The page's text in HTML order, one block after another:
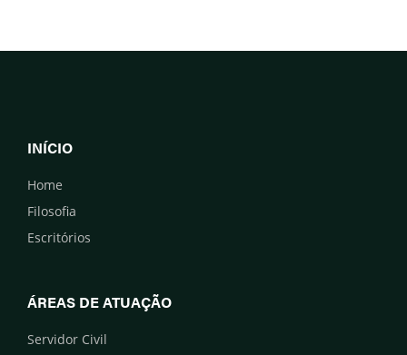
INÍCIO
Home
Filosofia
Escritórios
ÁREAS DE ATUAÇÃO
Servidor Civil